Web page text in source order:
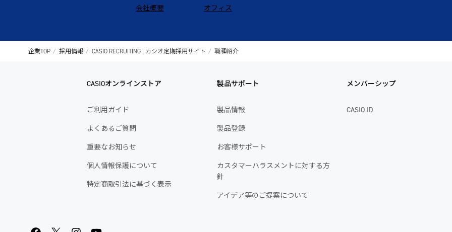
会社概要
オフィス
企業TOP 採用情報 CASIO RECRUITING | カシオ定期採用サイト 職種紹介
CASIOオンラインストア
ご利用ガイド
よくあるご質問
重要なお知らせ
個人情報保護について
特定商取引法に基づく表示
製品サポート
製品情報
製品登録
お客様サポート
カスタマーハラスメントに対する方
針
アイデア等のご提案について
メンバーシップ
CASIO ID